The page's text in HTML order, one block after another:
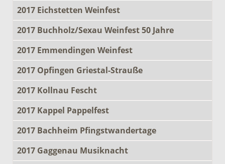
2017 Eichstetten Weinfest
2017 Buchholz/Sexau Weinfest 50 Jahre
2017 Emmendingen Weinfest
2017 Opfingen Griestal-Strauße
2017 Kollnau Fescht
2017 Kappel Pappelfest
2017 Bachheim Pfingstwandertage
2017 Gaggenau Musiknacht